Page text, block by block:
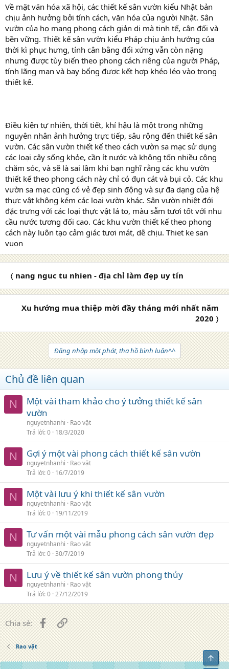
Về mặt văn hóa xã hội, các thiết kế sân vườn kiểu Nhật bản
chịu ảnh hưởng bởi tính cách, văn hóa của người Nhật. Sân
vườn của họ mang phong cách giản dị mà tinh tế, cân đối và
bền vững. Thiết kế sân vườn kiểu Pháp chịu ảnh hưởng của
thời kì phục hưng, tính cân bằng đổi xứng vẫn còn nặng
nhưng được tùy biến theo phong cách riêng của người Pháp,
tính lãng mạn và bay bổng được kết hợp khéo léo vào trong
thiết kế.
Điều kiện tự nhiên, thời tiết, khí hậu là một trong những
nguyên nhân ảnh hưởng trực tiếp, sâu rộng đến thiết kế sân
vườn. Các sân vườn thiết kế theo cách vườn sa mạc sử dụng
các loại cây sống khỏe, cần ít nước và không tốn nhiều công
chăm sóc, và sẽ là sai lầm khi bạn nghĩ rằng các khu vườn
thiết kế theo phong cách này chỉ có đụn cát và bụi cỏ. Các khu
vườn sa mạc cũng có vẻ đẹp sinh động và sự đa dạng của hệ
thực vật không kém các loại vườn khác. Sân vườn nhiệt đới
đặc trưng với các loại thực vật lá to, màu sẫm tươi tốt với nhu
cầu nước tương đối cao. Các khu vườn thiết kế theo phong
cách này luôn tạo cảm giác tươi mát, dễ chịu. Thiet ke san
vuon
〈 nang nguc tu nhien - địa chỉ làm đẹp uy tín
Xu hướng mua thiệp mời đầy tháng mới nhất năm
2020 〉
Đăng nhập một phát, tha hồ bình luận^^
Chủ đề liên quan
N
Một vài tham khảo cho ý tưởng thiết kế sân
vườn
nguyetnhanhi
Rao vặt
Trả lời 0 18/3/2020
N Gợi ý một vài phong cách thiết kế sân vườn
nguyetnhanhi
Rao vặt
Trả lời 0 16/7/2019
N Một vài lưu ý khi thiết kế sân vườn
nguyetnhanhi
Rao vặt
Trả lời 0 19/11/2019
N Tư vấn một vài mẫu phong cách sân vườn đẹp
nguyetnhanhi
Rao vặt
Trả lời 0 30/7/2019
N Lưu ý về thiết kế sân vườn phong thủy
nguyetnhanhi
Rao vặt
Trả lời 0 27/12/2019
Chia sẻ: FacebookLiên kết
Rao vặt
Top